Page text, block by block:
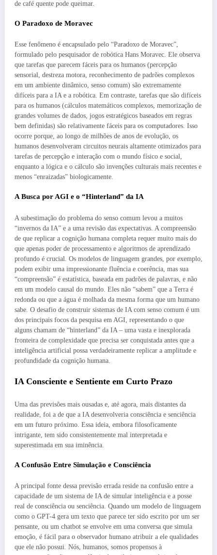
de café quente pode queimar.
O Paradoxo de Moravec
Esse fenômeno é encapsulado pelo “Paradoxo de Moravec”,
formulado pelo pesquisador de robótica Hans Moravec. Ele observa
que tarefas que parecem fáceis para os humanos (percepção
sensorial, destreza motora, reconhecimento de padrões complexos
em um ambiente dinâmico, senso comum) são extremamente
difíceis para a IA e a robótica. Em contraste, tarefas que são difíceis
para os humanos (cálculos matemáticos complexos, memorização de
grandes volumes de dados, jogos estratégicos baseados em regras
bem definidas) são relativamente fáceis para os computadores. Isso
ocorre porque, ao longo de milhões de anos de evolução, os
humanos desenvolveram circuitos neurais altamente otimizados para
tarefas de percepção e interação com o mundo físico e social,
enquanto a lógica e o cálculo são invenções culturais mais recentes e
menos “enraizadas” biologicamente.
A Busca por AGI e o “Hinterland” da IA
A subestimação do problema do senso comum levou a muitos
“invernos da IA” e a uma revisão das expectativas. A compreensão
de que replicar a cognição humana completa requer muito mais do
que apenas poder de processamento e algoritmos de aprendizado
profundo é crucial. Os modelos de linguagem grandes, por exemplo,
podem exibir uma impressionante fluência e coerência, mas sua
“compreensão” é estatística, baseada em padrões de palavras, e não
em um modelo causal do mundo. Eles não “sabem” que a Terra é
redonda ou que a água é molhada da mesma forma que um humano
sabe. O desafio de construir sistemas de IA com senso comum é um
dos principais focos da pesquisa em AGI, representando o que
alguns chamam de “hinterland” da IA – uma vasta e inexplorada
fronteira de complexidade que precisa ser conquistada antes que a
inteligência artificial possa verdadeiramente replicar a amplitude e
profundidade da cognição humana.
IA Consciente e Sentiente em Curto Prazo
Uma das previsões mais ousadas e, até agora, mais distantes da
realidade, foi a de que a IA desenvolveria consciência e senciência
em um futuro próximo. Essa ideia, embora filosoficamente
intrigante, tem sido consistentemente mal interpretada e
superestimada em sua iminência.
A Confusão Entre Simulação e Consciência
A principal fonte dessa previsão errada reside na confusão entre a
capacidade de um sistema de IA de simular inteligência e a posse
real de consciência ou senciência. Quando um modelo de linguagem
como o GPT-4 gera um texto que parece ter sido escrito por um ser
pensante, ou um chatbot se envolve em uma conversa que simula
emoção, é fácil para o observador humano atribuir a ele qualidades
que ele não possui. Nós, humanos, somos propensos à